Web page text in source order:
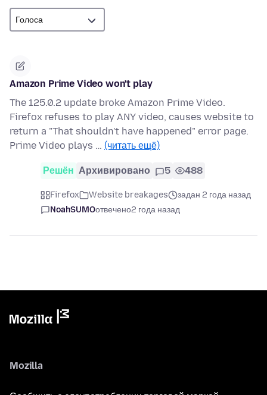
Amazon Prime Video won't play
The 125.0.2 update broke Amazon Prime Video.
Firefox refuses to play ANY video, causes website to
return a "That shouldn't have happened" error page.
Prime Video plays … (читать ещё)
Решён Архивировано 5 488
Firefox Website breakages
задан 2 года назад
NoahSUMOотвечено2 года назад
Mozilla